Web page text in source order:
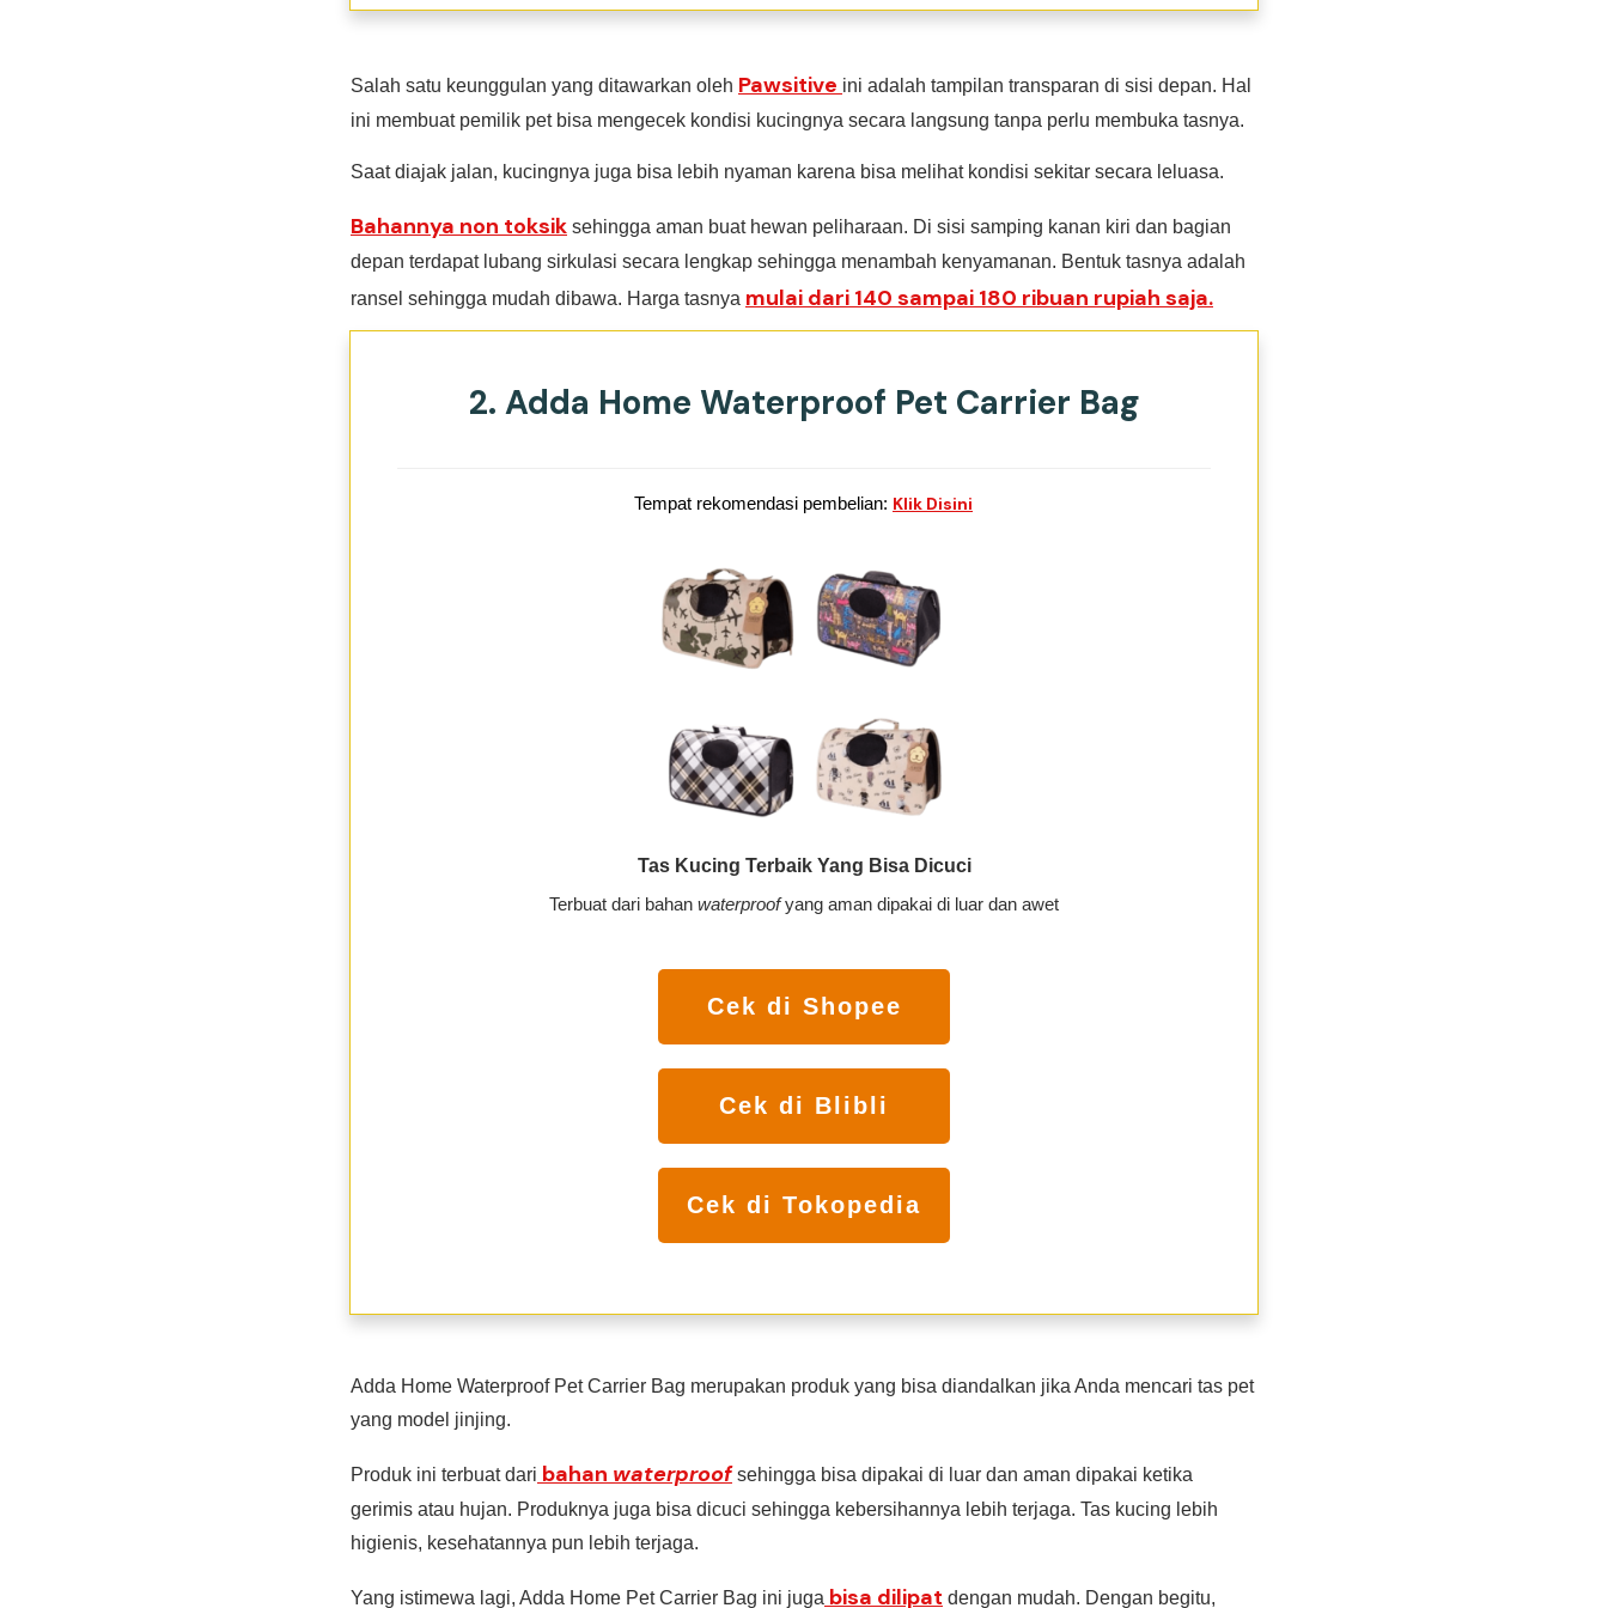
Salah satu keunggulan yang ditawarkan oleh Pawsitive ini adalah tampilan transparan di sisi depan. Hal
ini membuat pemilik pet bisa mengecek kondisi kucingnya secara langsung tanpa perlu membuka tasnya.
Saat diajak jalan, kucingnya juga bisa lebih nyaman karena bisa melihat kondisi sekitar secara leluasa.
Bahannya non toksik sehingga aman buat hewan peliharaan. Di sisi samping kanan kiri dan bagian
depan terdapat lubang sirkulasi secara lengkap sehingga menambah kenyamanan. Bentuk tasnya adalah
ransel sehingga mudah dibawa. Harga tasnya mulai dari 140 sampai 180 ribuan rupiah saja.
2. Adda Home Waterproof Pet Carrier Bag
Tempat rekomendasi pembelian: Klik Disini
Tas Kucing Terbaik Yang Bisa Dicuci
Terbuat dari bahan waterproofyang aman dipakai di luar dan awet
Cek di Shopee
Cek di Blibli
Cek di Tokopedia
Adda Home Waterproof Pet Carrier Bag merupakan produk yang bisa diandalkan jika Anda mencari tas pet
yang model jinjing.
Produk ini terbuat dari bahan waterproof sehingga bisa dipakai di luar dan aman dipakai ketika
gerimis atau hujan. Produknya juga bisa dicuci sehingga kebersihannya lebih terjaga. Tas kucing lebih
higienis, kesehatannya pun lebih terjaga.
Yang istimewa lagi, Adda Home Pet Carrier Bag ini juga bisa dilipat dengan mudah. Dengan begitu,